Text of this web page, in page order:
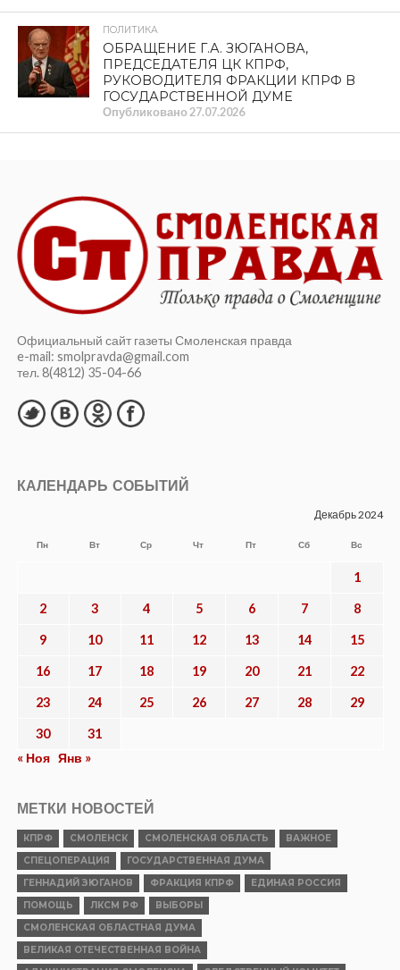
ПОЛИТИКА
ОБРАЩЕНИЕ Г.А. ЗЮГАНОВА,
ПРЕДСЕДАТЕЛЯ ЦК КПРФ,
РУКОВОДИТЕЛЯ ФРАКЦИИ КПРФ В
ГОСУДАРСТВЕННОЙ ДУМЕ
Опубликовано 27.07.2026
Официальный сайт газеты Смоленская правда
e-mail: smolpravda@gmail.com
тел. 8(4812) 35-04-66
КАЛЕНДАРЬ СОБЫТИЙ
Декабрь 2024
Пн Вт Ср Чт Пт Сб Вс
1
2 3 4 5 6 7 8
9 10 11 12 13 14 15
16 17 18 19 20 21 22
23 24 25 26 27 28 29
30
31
« Ноя Янв »
МЕТКИ НОВОСТЕЙ
КПРФ СМОЛЕНСК СМОЛЕНСКАЯ ОБЛАСТЬ
ВАЖНОЕ
СПЕЦОПЕРАЦИЯ
ГОСУДАРСТВЕННАЯ ДУМА
ГЕННАДИЙ ЗЮГАНОВ
ФРАКЦИЯ КПРФ
ЕДИНАЯ РОССИЯ
ПОМОЩЬ
ЛКСМ РФ
ВЫБОРЫ
СМОЛЕНСКАЯ ОБЛАСТНАЯ ДУМА
ВЕЛИКАЯ ОТЕЧЕСТВЕННАЯ ВОЙНА